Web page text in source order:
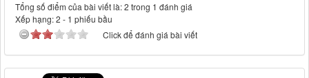
Tổng số điểm của bài viết là: 2 trong 1 đánh giá
Xếp hạng:2 - 1 phiếu bầu
Click để đánh giá bài viết